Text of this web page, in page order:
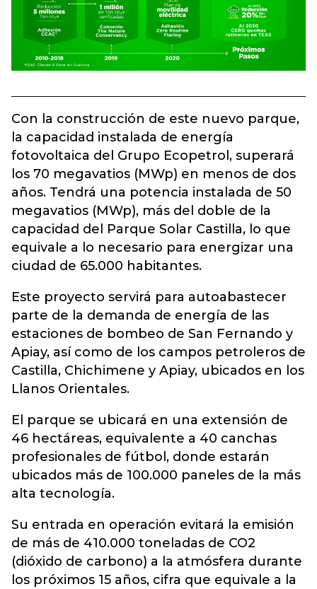
Con la construcción de este nuevo parque,
la capacidad instalada de energía
fotovoltaica del Grupo Ecopetrol, superará
los 70 megavatios (MWp) en menos de dos
años. Tendrá una potencia instalada de 50
megavatios (MWp), más del doble de la
capacidad del Parque Solar Castilla, lo que
equivale a lo necesario para energizar una
ciudad de 65.000 habitantes.
Este proyecto servirá para autoabastecer
parte de la demanda de energía de las
estaciones de bombeo de San Fernando y
Apiay, así como de los campos petroleros de
Castilla, Chichimene y Apiay, ubicados en los
Llanos Orientales.
El parque se ubicará en una extensión de
46 hectáreas, equivalente a 40 canchas
profesionales de fútbol, donde estarán
ubicados más de 100.000 paneles de la más
alta tecnología.
Su entrada en operación evitará la emisión
de más de 410.000 toneladas de CO2
(dióxido de carbono) a la atmósfera durante
los próximos 15 años, cifra que equivale a la